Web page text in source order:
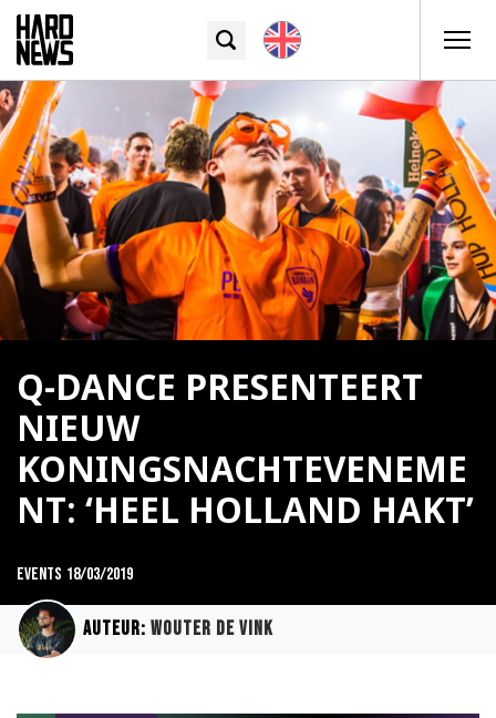
Q-DANCE PRESENTEERT
NIEUW
KONINGSNACHTEVENEME
NT: ‘HEEL HOLLAND HAKT’
Events 18/03/2019
Auteur: Wouter de Vink